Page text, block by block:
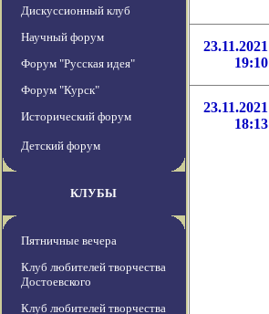
Дискуссионный клуб
Научный форум
Форум "Русская идея"
Форум "Курск"
Исторический форум
Детский форум
КЛУБЫ
Пятничные вечера
Клуб любителей творчества
Достоевского
Клуб любителей творчества
23.11.2021
19:10
23.11.2021
18:13